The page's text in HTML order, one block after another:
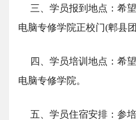
三、学员报到地点：希
电脑专修学院正校门(郫县团
四、学员培训地点：希
电脑专修学院。
五、学员住宿安排：参